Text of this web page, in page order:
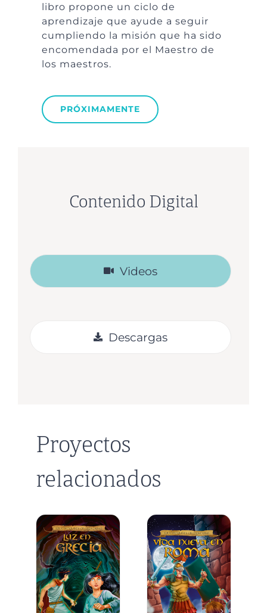
libro propone un ciclo de
aprendizaje que ayude a seguir
cumpliendo la misión que ha sido
encomendada por el Maestro de
los maestros.
PRÓXIMAMENTE
Contenido Digital
Videos
Descargas
Proyectos
relacionados